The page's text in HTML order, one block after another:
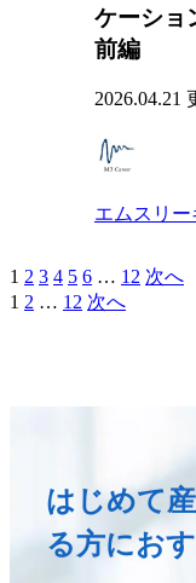
ケーショ
前編
2026.04.21
エムスリ
1 2 3 4 5 6 … 12 次へ
1 2 … 12 次へ
はじめて
る方にお